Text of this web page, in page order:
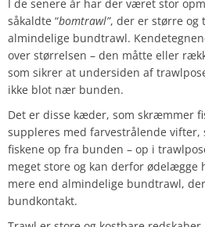
I de senere år har der været stor
såkaldte “bomtrawl”, der er større og
almindelige bundtrawl.
over størrelsen – den måtte eller
som sikrer at undersiden af
ikke blot nær bunden.
Det er disse kæder, som skræmmer
suppleres med farvestrålende vifter,
fiskene op fra bunden – op i
meget store og kan derfor
mere end almindelige bundtrawl,
bundkontakt.